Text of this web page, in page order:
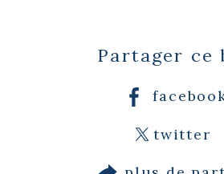
Partager ce
twitter